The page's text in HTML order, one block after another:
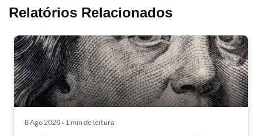
Relatórios Relacionados
6 Ago 2026 • 1 min de leitura